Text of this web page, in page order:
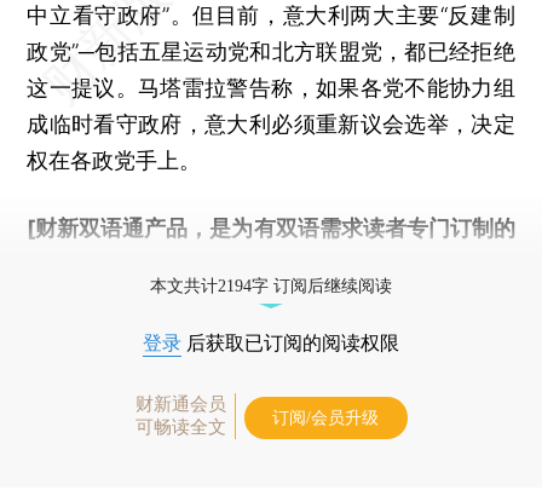
中立看守政府”。但目前，意大利两大主要“反建制
政党”─包括五星运动党和北方联盟党，都已经拒绝
这一提议。马塔雷拉警告称，如果各党不能协力组
成临时看守政府，意大利必须重新议会选举，决定
权在各政党手上。
[财新双语通产品，是为有双语需求读者专门订制的
本文共计2194字 订阅后继续阅读
登录 后获取已订阅的阅读权限
财新通会员
可畅读全文
订阅/会员升级